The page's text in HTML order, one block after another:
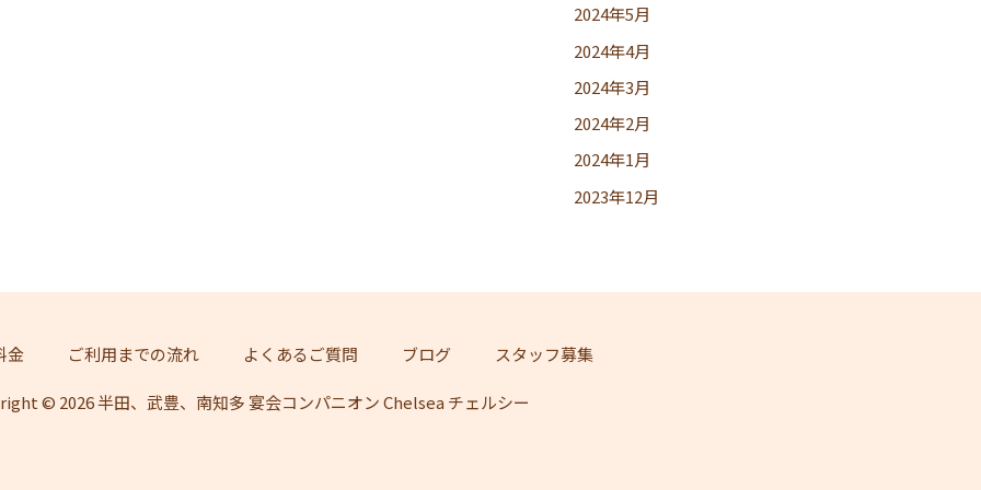
2024年5月
2024年4月
2024年3月
2024年2月
2024年1月
2023年12月
金 ご利用までの流れ よくあるご質問 ブログ スタッフ募集
© 2026 半田、武豊、南知多 宴会コンパニオン Chelsea チェルシー